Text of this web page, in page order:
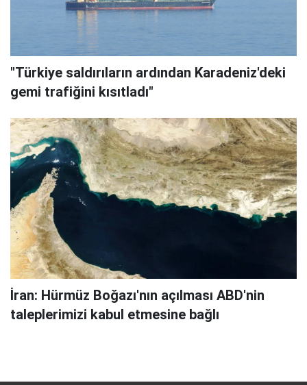
"Türkiye saldırıların ardından Karadeniz'deki
gemi trafiğini kısıtladı"
İran: Hürmüz Boğazı'nın açılması ABD'nin
taleplerimizi kabul etmesine bağlı